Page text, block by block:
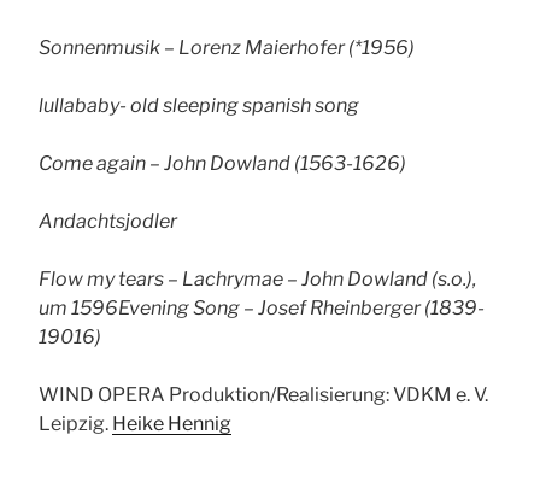
Sonnenmusik – Lorenz Maierhofer (*1956)
lullababy- old sleeping spanish song
Come again – John Dowland (1563-1626)
Andachtsjodler
Flow my tears – Lachrymae – John Dowland (s.o.),
um 1596Evening Song – Josef Rheinberger (1839-
19016)
WIND OPERA Produktion/Realisierung: VDKM e. V.
Leipzig. Heike Hennig